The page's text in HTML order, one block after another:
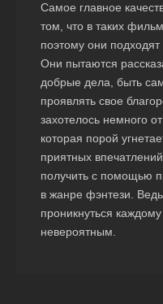
Самое главное
том, что в таких
поэтому они
Они пытаются
добрые дела, быть
проявлять свое
захотелось немного
которая порой
приятных
получить с помощью
в жанре фэнтези.
проникнуться
невероятным.